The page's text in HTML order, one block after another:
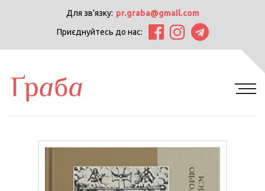
Для зв'язку: pr.graba@gmail.com
Приєднуйтесь до нас: